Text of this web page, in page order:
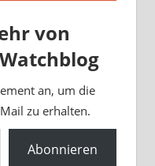
von
an, um die
zu erhalten.
Abonnieren